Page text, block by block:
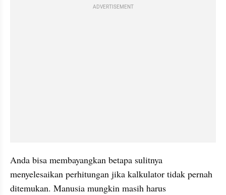
ADVERTISEMENT
Anda bisa membayangkan betapa sulitnya
menyelesaikan perhitungan jika kalkulator tidak pernah
ditemukan. Manusia mungkin masih harus